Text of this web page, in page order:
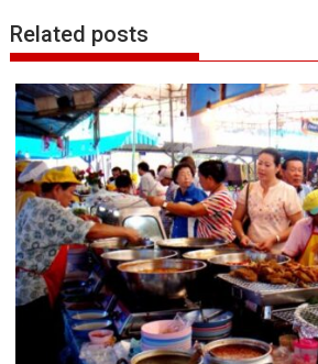
Related posts